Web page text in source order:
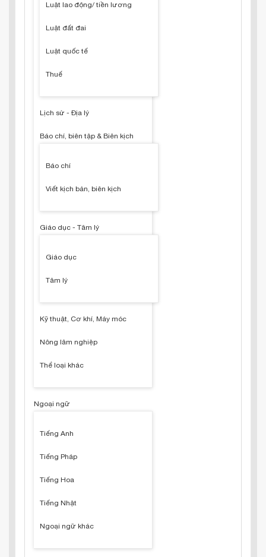
Luật lao động/ tiền lương
Luật đất đai
Luật quốc tế
Thuế
Lịch sử - Địa lý
Báo chí, biên tập & Biên kịch
Báo chí
Viết kịch bản, biên kịch
Giáo dục - Tâm lý
Giáo dục
Tâm lý
Kỹ thuật, Cơ khí, Máy móc
Nông lâm nghiệp
Thể loại khác
Ngoại ngữ
Tiếng Anh
Tiếng Pháp
Tiếng Hoa
Tiếng Nhật
Ngoại ngữ khác